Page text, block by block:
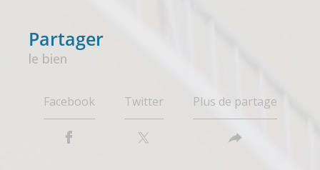
partager
le bien
Facebook Twitter Plus de partage